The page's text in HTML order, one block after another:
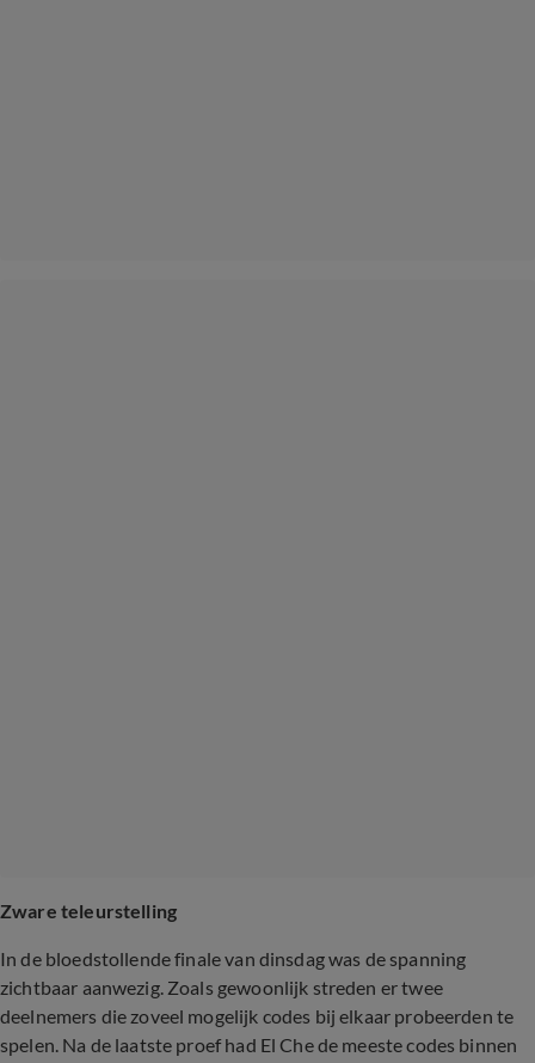
Zware teleurstelling
In de bloedstollende finale van dinsdag was de spanning
zichtbaar aanwezig. Zoals gewoonlijk streden er twee
deelnemers die zoveel mogelijk codes bij elkaar probeerden te
spelen. Na de laatste proef had El Che de meeste codes binnen